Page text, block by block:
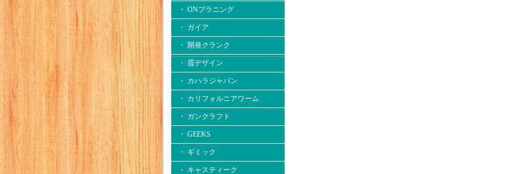
・ ONプラニング
・ ガイア
・ 開発クランク
・ 霞デザイン
・ カハラジャパン
・ カリフォルニアワーム
・ ガンクラフト
・ GEEKS
・ ギミック
・ キャスティーク